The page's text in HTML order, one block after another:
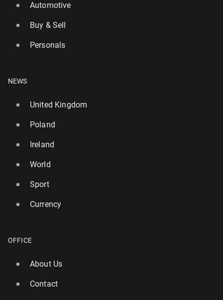
Automotive
Buy & Sell
Personals
NEWS
United Kingdom
Poland
Ireland
World
Sport
Currency
OFFICE
About Us
Contact